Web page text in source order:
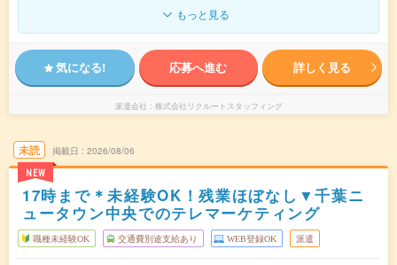
もっと見る
気になる! 応募へ進む 詳しく見る
派遣会社 株式会社リクルートスタッフィング
未読
NEW
掲載日 2026/08/06
17時まで＊未経験OK！残業ほぼなし▼千葉ニ
ュータウン中央でのテレマーケティング
職種未経験OK 交通費別途支給あり WEB登録OK 派遣